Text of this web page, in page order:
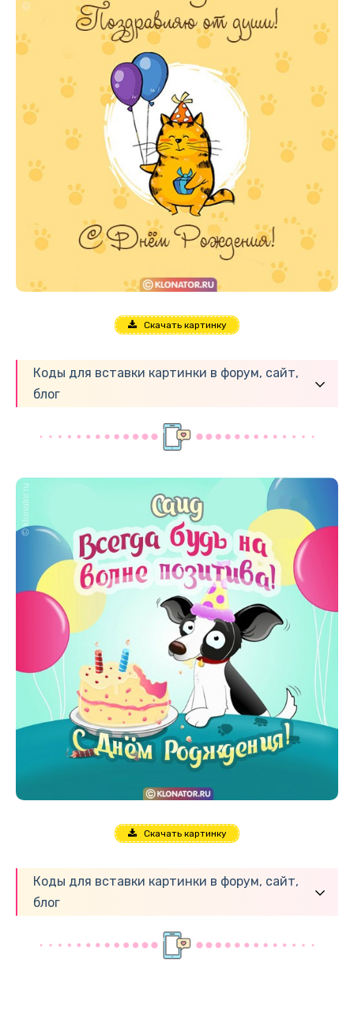
Скачать картинку
Коды для вставки картинки в форум, сайт,
блог
Скачать картинку
Коды для вставки картинки в форум, сайт,
блог